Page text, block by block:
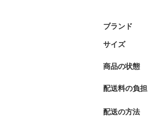
ブランド
サイズ
商品の状態
配送料の負担
配送の方法